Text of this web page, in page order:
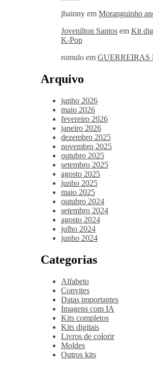
jhainny em Moranguinho
Jovenilton Santos em Kit
K-Pop
romulo em GUERREIRAS
Arquivo
junho 2026
maio 2026
fevereiro 2026
janeiro 2026
dezembro 2025
novembro 2025
outubro 2025
setembro 2025
agosto 2025
junho 2025
maio 2025
outubro 2024
setembro 2024
agosto 2024
julho 2024
junho 2024
Categorias
Alfabeto
Convites
Datas importantes
Imagens com IA
Kits completos
Kits digitais
Livros de colorir
Moldes
Outros kits